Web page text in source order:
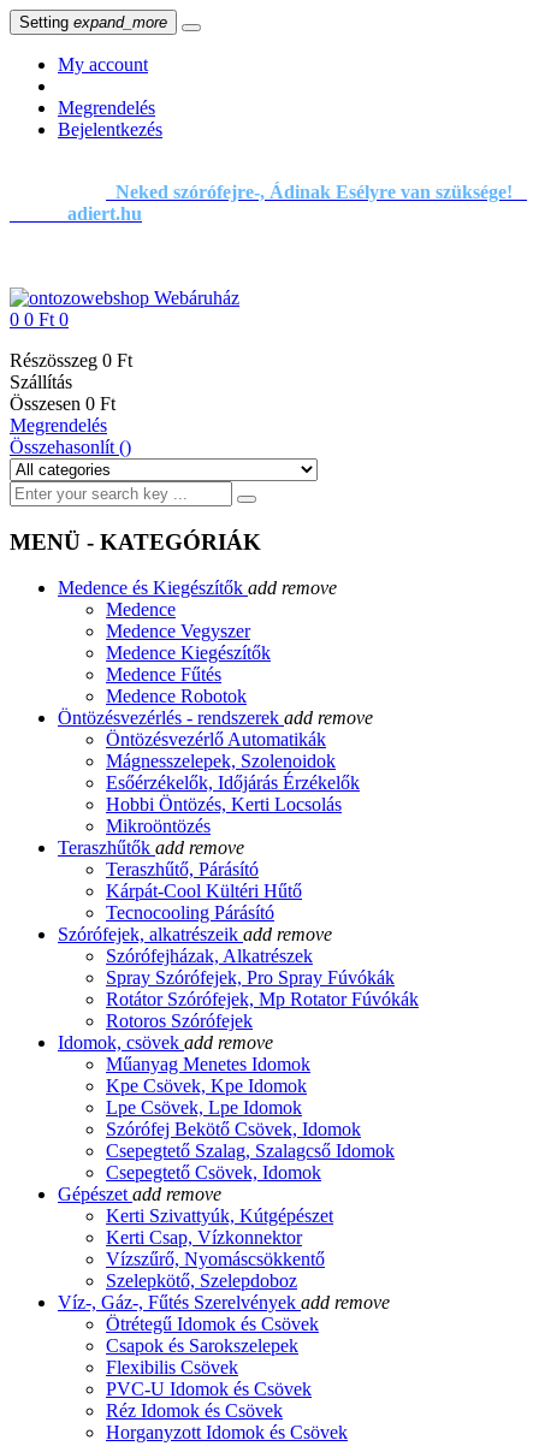
Setting expand_more
My account
Megrendelés
Bejelentkezés
Neked szórófejre-, Ádinak Esélyre van szüksége!
adiert.hu
0 0 Ft 0
Részösszeg 0 Ft
Szállítás
Összesen 0 Ft
Megrendelés
Összehasonlít ()
MENÜ - KATEGÓRIÁK
Medence és Kiegészítők add remove
Medence
Medence Vegyszer
Medence Kiegészítők
Medence Fűtés
Medence Robotok
Öntözésvezérlés - rendszerek add remove
Öntözésvezérlő Automatikák
Mágnesszelepek, Szolenoidok
Esőérzékelők, Időjárás Érzékelők
Hobbi Öntözés, Kerti Locsolás
Mikroöntözés
Teraszhűtők add remove
Teraszhűtő, Párásító
Kárpát-Cool Kültéri Hűtő
Tecnocooling Párásító
Szórófejek, alkatrészeik add remove
Szórófejházak, Alkatrészek
Spray Szórófejek, Pro Spray Fúvókák
Rotátor Szórófejek, Mp Rotator Fúvókák
Rotoros Szórófejek
Idomok, csövek add remove
Műanyag Menetes Idomok
Kpe Csövek, Kpe Idomok
Lpe Csövek, Lpe Idomok
Szórófej Bekötő Csövek, Idomok
Csepegtető Szalag, Szalagcső Idomok
Csepegtető Csövek, Idomok
Gépészet add remove
Kerti Szivattyúk, Kútgépészet
Kerti Csap, Vízkonnektor
Vízszűrő, Nyomáscsökkentő
Szelepkötő, Szelepdoboz
Víz-, Gáz-, Fűtés Szerelvények add remove
Ötrétegű Idomok és Csövek
Csapok és Sarokszelepek
Flexibilis Csövek
PVC-U Idomok és Csövek
Réz Idomok és Csövek
Horganyzott Idomok és Csövek